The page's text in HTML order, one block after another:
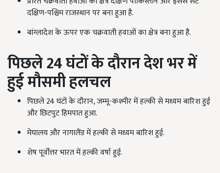
दक्षिण-पश्चिम राजस्थान पर बना हुआ है.
बांग्लादेश के ऊपर एक चक्रवाती हवाओं का क्षेत्र बना हुआ है.
पिछले 24 घंटों के दौरान देश भर में
हुई मौसमी हलचल
पिछले 24 घंटों के दौरान, जम्मू-कश्मीर में हल्की से मध्यम बारिश हुई
और छिटपुट हिमपात हुआ.
मेघालय और नागालैंड में हल्की से मध्यम बारिश हुई.
शेष पूर्वोत्तर भारत में हल्की वर्षा हुई.